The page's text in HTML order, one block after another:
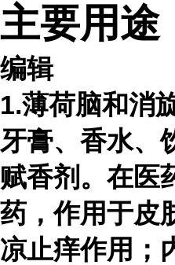
主要用途
编辑
1.薄荷脑和消
牙膏、香水、
赋香剂。在医
药，作用于皮
凉止痒作用；